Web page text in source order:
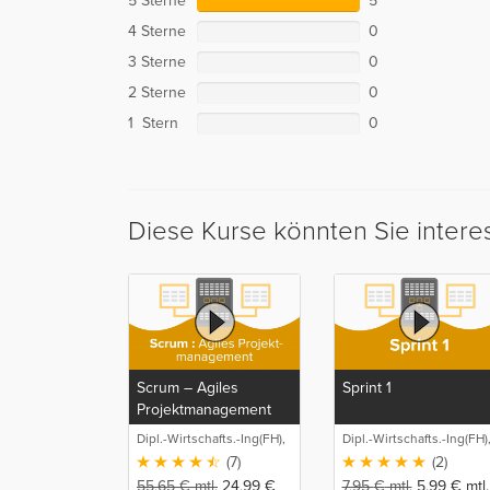
4 Sterne
0
3 Sterne
0
2 Sterne
0
1 Stern
0
Diese Kurse könnten Sie
Scrum – Agiles
Projektmanagement
Dipl.-Wirtschafts.-Ing(FH),
M.Sc. Sebastian(7)
Sprint 1
Dipl.-Wirtschafts.-Ing(FH),
M.Sc. Sebastian(2)